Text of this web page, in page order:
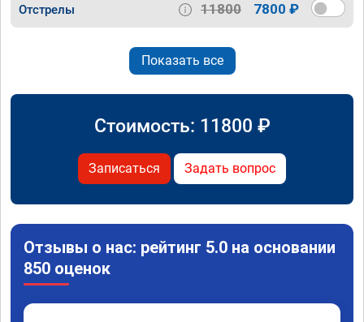
Отстрелы 11800 7800 ₽
Показать все
Стоимость: 11800 ₽
Записаться Задать вопрос
Отзывы о нас: рейтинг 5.0 на основании
850 оценок